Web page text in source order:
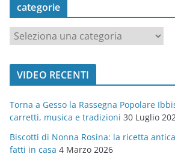
categorie
a
t
o
r
i
e
VIDEO RECENTI
Torna a Gesso la Rassegna Popolare
carretti, musica e tradizioni 30 Luglio
Biscotti di Nonna Rosina: la ricetta
fatti in casa 4 Marzo 2026